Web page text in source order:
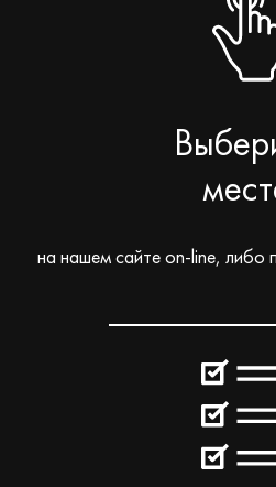
на нашем сайте on-line, либо